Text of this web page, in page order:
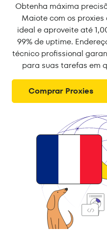
Obtenha máxima
Maiote com os proxies
ideal e aproveite até
99% de uptime.
técnico profissional
para suas tarefas em
Comprar Proxies